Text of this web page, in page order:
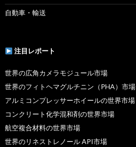
自動車・輸送
注目レポート
世界の広角カメラモジュール市場
世界のフィトヘマグルチニン（PHA）市場
アルミコンプレッサーホイールの世界市場
コンクリート化学混和剤の世界市場
航空複合材料の世界市場
世界のリネストレノール API市場